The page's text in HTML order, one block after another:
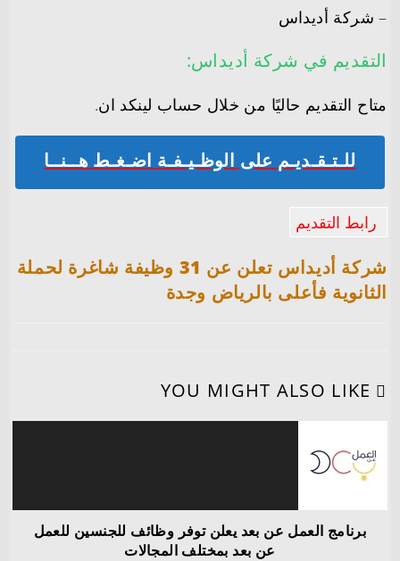
– شركة أديداس
التقديم في شركة أديداس:
متاح التقديم حاليًا من خلال حساب لينكد ان.
للـتـقـديـم على الوظـيـفـة اضـغـط هــنــا
رابط التقديم
شركة أديداس تعلن عن 31 وظيفة شاغرة لحملة
الثانوية فأعلى بالرياض وجدة
YOU MIGHT ALSO LIKE
برنامج العمل عن بعد يعلن توفر وظائف للجنسين للعمل
عن بعد بمختلف المجالات